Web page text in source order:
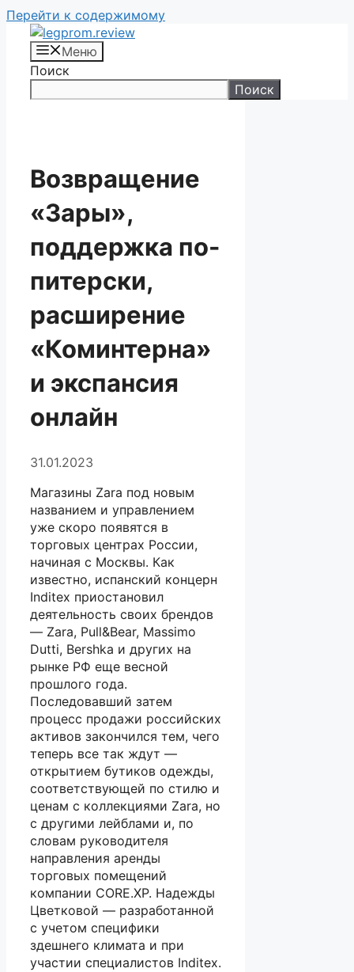
Перейти к содержимому
Меню
Поиск
Поиск
Возвращение
«Зары»,
поддержка по-
питерски,
расширение
«Коминтерна»
и экспансия
онлайн
31.01.2023
Магазины Zara под новым
названием и управлением
уже скоро появятся в
торговых центрах России,
начиная с Москвы. Как
известно, испанский концерн
Inditex приостановил
деятельность своих брендов
— Zara, Pull&Bear, Massimo
Dutti, Bershka и других на
рынке РФ еще весной
прошлого года.
Последовавший затем
процесс продажи российских
активов закончился тем, чего
теперь все так ждут —
открытием бутиков одежды,
соответствующей по стилю и
ценам с коллекциями Zara, но
с другими лейблами и, по
словам руководителя
направления аренды
торговых помещений
компании CORE.XP. Надежды
Цветковой — разработанной
с учетом специфики
здешнего климата и при
участии специалистов Inditex.